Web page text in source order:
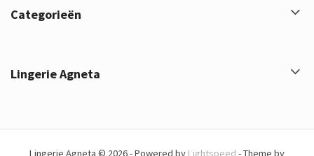
Categorieën
Lingerie Agneta
Lingerie Agneta © 2026 - Powered by Lightspeed - Theme by